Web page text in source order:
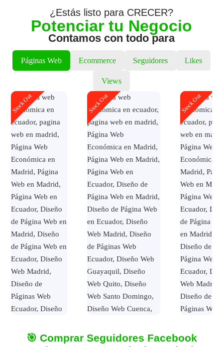
¿Estás listo para CRECER?
Potenciar tu Negocio
Contamos con todo para
Páginas Web Ecommerce Seguidores Likes
Views
Stock Out Stock Out
Página Web
Stock Out
🎯 Comprar Seguidores Facebook